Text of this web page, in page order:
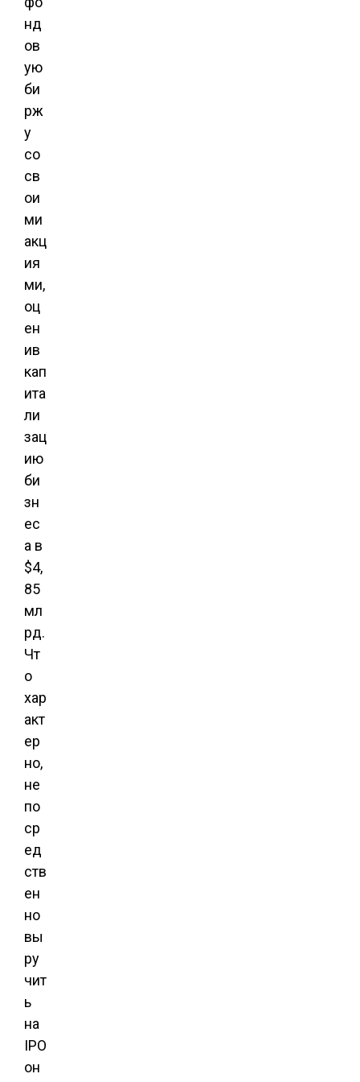
нд
ов
ую
би
рж
у
со
св
ои
ми
акц
ия
ми,
оц
ен
ив
кап
ита
ли
зац
ию
би
зн
ес
а в
$4,
85
мл
рд.
Чт
о
хар
акт
ер
но,
не
по
ср
ед
ств
ен
но
вы
ру
чит
ь
на
IPO
он